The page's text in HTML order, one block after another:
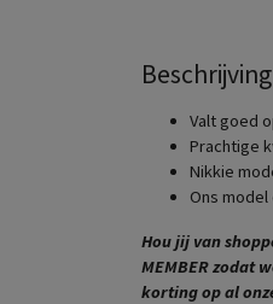
Beschrijving
Valt goed
Prachtige
Nikkie
Ons
Hou jij van
MEMBER zodat
korting op al onze